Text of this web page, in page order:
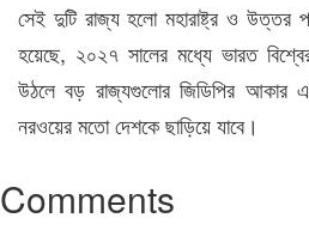
সেই দুটি রাজ্য হলো মহারাষ্ট্র ও উত্তর
হয়েছে, ২০২৭ সালের মধ্যে ভারত
উঠলে বড় রাজ্যগুলোর জিডিপির আকার
নরওয়ের মতো দেশকে ছাড়িয়ে যাবে।
Comments